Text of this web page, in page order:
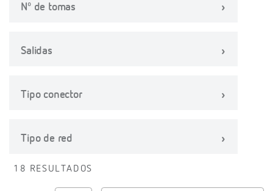
Nº de tomas
Salidas
Tipo conector
Tipo de red
18 RESULTADOS